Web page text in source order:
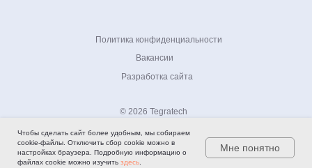
Чтобы сделать сайт более удобным, мы собираем
cookie-файлы. Отключить сбор cookie можно в
настройках браузера. Подробную информацию о
файлах cookie можно изучить здесь
Мне понятно
Политика конфиденциальности
© 2026 Tegratech
Разработка сайта
Вакансии